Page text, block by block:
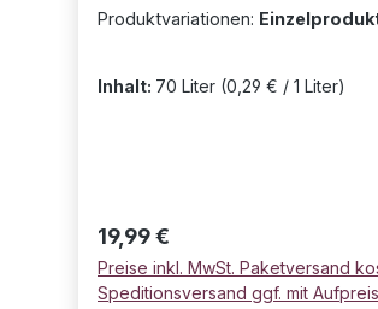
Produktvariationen:
Inhalt: 70 Liter (0,29 € / 1 Liter)
Regulärer Preis:
19,99 €
Preise inkl. MwSt. Paketversand
Speditionsversand ggf. mit